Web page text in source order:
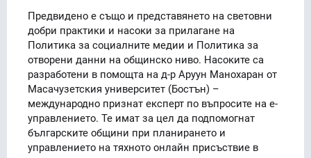
Предвидено е също и представянето на световни
добри практики и насоки за прилагане на
Политика за социалните медии и Политика за
отворени данни на общинско ниво. Насоките са
разработени в помощта на д-р Аруун Манохаран от
Масачузетския университет (Бостън) –
международно признат експерт по въпросите на е-
управлението. Те имат за цел да подпомогнат
българските общини при планирането и
управлението на тяхното онлайн присъствие в